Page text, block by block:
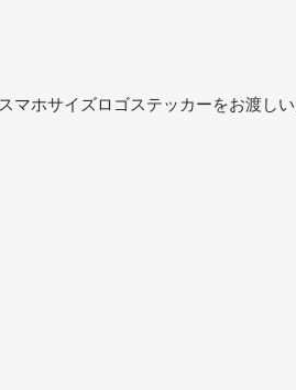
ホサイズロゴステッカーをお渡しい